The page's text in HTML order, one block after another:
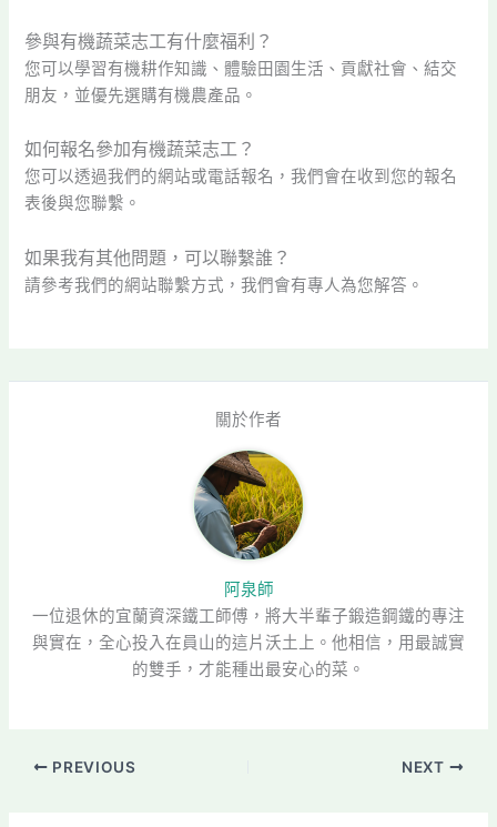
參與有機蔬菜志工有什麼福利？
您可以學習有機耕作知識、體驗田園生活、貢獻社會、結交
朋友，並優先選購有機農產品。
如何報名參加有機蔬菜志工？
您可以透過我們的網站或電話報名，我們會在收到您的報名
表後與您聯繫。
如果我有其他問題，可以聯繫誰？
請參考我們的網站聯繫方式，我們會有專人為您解答。
關於作者
阿泉師
一位退休的宜蘭資深鐵工師傅，將大半輩子鍛造鋼鐵的專注
與實在，全心投入在員山的這片沃土上。他相信，用最誠實
的雙手，才能種出最安心的菜。
PREVIOUS NEXT